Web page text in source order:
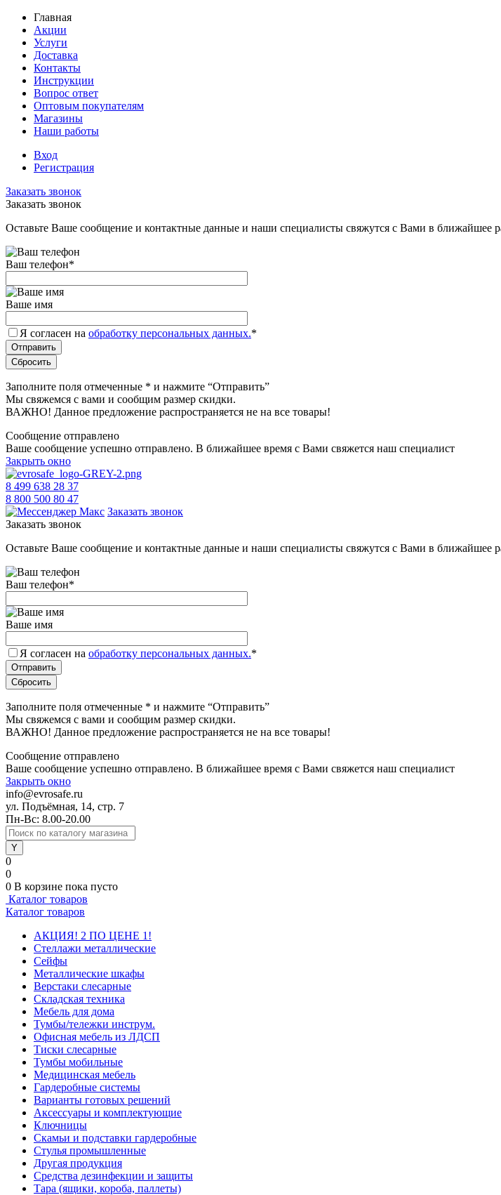
Главная
Акции
Услуги
Доставка
Контакты
Инструкции
Вопрос ответ
Оптовым покупателям
Магазины
Наши работы
Вход
Регистрация
Заказать звонок
Заказать звонок
Оставьте Ваше сообщение и контактные данные и наши специалисты свяжутся с Вами в ближайшее
Ваш телефон*
Ваше имя
Я согласен на обработку персональных данных.*
Заполните поля отмеченные * и нажмите “Отправить”
Мы свяжемся с вами и сообщим размер скидки.
ВАЖНО! Данное предложение распространяется не на все товары!
Сообщение отправлено
Ваше сообщение успешно отправлено. В ближайшее время с Вами свяжется наш специалист
Закрыть окно
8 499 638 28 37
8 800 500 80 47
Заказать звонок
Заказать звонок
Оставьте Ваше сообщение и контактные данные и наши специалисты свяжутся с Вами в ближайшее
Ваш телефон*
Ваше имя
Я согласен на обработку персональных данных.*
Заполните поля отмеченные * и нажмите “Отправить”
Мы свяжемся с вами и сообщим размер скидки.
ВАЖНО! Данное предложение распространяется не на все товары!
Сообщение отправлено
Ваше сообщение успешно отправлено. В ближайшее время с Вами свяжется наш специалист
Закрыть окно
info@evrosafe.ru
ул. Подъёмная, 14, стр. 7
Пн-Вс: 8.00-20.00
0
0
0 В корзине пока пусто
Каталог товаров
Каталог товаров
АКЦИЯ! 2 ПО ЦЕНЕ 1!
Стеллажи металлические
Сейфы
Металлические шкафы
Верстаки слесарные
Складская техника
Мебель для дома
Тумбы/тележки инструм.
Офисная мебель из ЛДСП
Тиски слесарные
Тумбы мобильные
Медицинская мебель
Гардеробные системы
Варианты готовых решений
Аксессуары и комплектующие
Ключницы
Скамьи и подставки гардеробные
Стулья промышленные
Другая продукция
Средства дезинфекции и защиты
Тара (ящики, короба, паллеты)